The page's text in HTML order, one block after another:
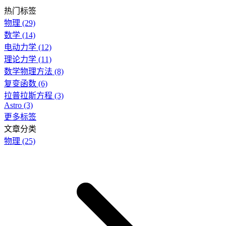
热门标签
物理 (29)
数学 (14)
电动力学 (12)
理论力学 (11)
数学物理方法 (8)
复变函数 (6)
拉普拉斯方程 (3)
Astro (3)
更多标签
文章分类
物理 (25)